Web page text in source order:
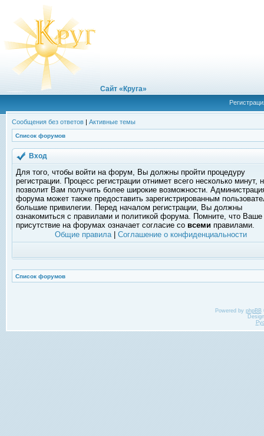
Сайт «Круга»
Сообщения без ответов | Активные темы
Список форумов
Вход
Для того, чтобы войти на форум, Вы должны пройти процедуру
регистрации. Процесс регистрации отнимет всего несколько минут,
позволит Вам получить более широкие возможности.
форума может также предоставить зарегистрированным
большие привилегии. Перед началом регистрации, Вы должны
ознакомиться с правилами и политикой форума. Помните, что Ваше
присутствие на форумах означает согласие со всеми правилами.
Общие правила| Соглашение о конфиденциальности
Список форумов
Powered by phpBB